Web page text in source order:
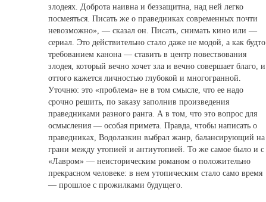
злодеях. Доброта наивна и беззащитна, над ней легко
посмеяться. Писать же о праведниках современных почти
невозможно», — сказал он. Писать, снимать кино или —
сериал. Это действительно стало даже не модой, а как будто
требованием канона — ставить в центр повествования
злодея, который вечно хочет зла и вечно совершает благо, и
оттого кажется личностью глубокой и многогранной.
Уточню: это «проблема» не в том смысле, что ее надо
срочно решить, по заказу заполнив произведения
праведниками разного ранга. А в том, что это вопрос для
осмысления — особая примета. Правда, чтобы написать о
праведниках, Водолазкин выбрал жанр, балансирующий на
грани между утопией и антиутопией. То же самое было и с
«Лавром» — неисторическим романом о положительно
прекрасном человеке: в нем утопическим стало само время
— прошлое с прожилками будущего.